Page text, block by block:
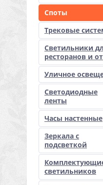
Споты
Трековые
Светильники
ресторанов и
Уличное
Светодиодные
ленты
Часы настенные
Зеркала с
подсветкой
светильников